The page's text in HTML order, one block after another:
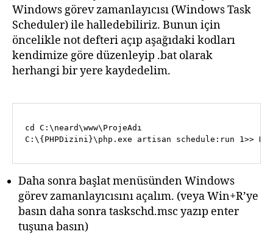
Windows görev zamanlayıcısı (Windows Task
Scheduler) ile halledebiliriz. Bunun için
öncelikle not defteri açıp aşağıdaki kodları
kendimize göre düzenleyip .bat olarak
herhangi bir yere kaydedelim.
cd C:\neard\www\ProjeAdı
C:\{PHPDizini}\php.exe artisan schedule:run 1>>
Daha sonra başlat menüsünden Windows
görev zamanlayıcısını açalım. (veya Win+R’ye
basın daha sonra taskschd.msc yazıp enter
tuşuna basın)